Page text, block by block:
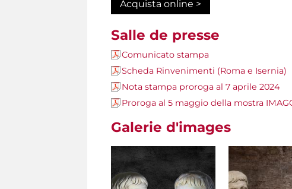
Acquista online >
Salle de presse
Comunicato stampa
Scheda Rinvenimenti (Roma e Isernia)
Nota stampa proroga al 7 aprile 2024
Proroga al 5 maggio della mostra
Galerie d'images